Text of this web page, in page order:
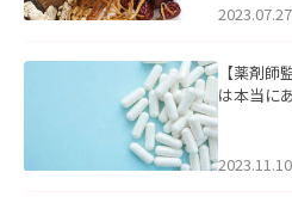
2023.07.27
【薬剤師
は本当に
2023.11.10